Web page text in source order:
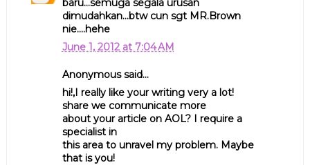
baru...semuga segala urusan
dimudahkan...btw cun sgt MR.Brown
nie....hehe
June 1, 2012 at 7:04 AM
Anonymous said...
hi!,I really like your writing very a lot!
share we communicate more
about your article on AOL? I require a
specialist in
this area to unravel my problem. Maybe
that is you!